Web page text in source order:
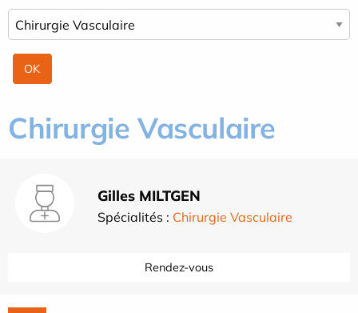
Chirurgie Vasculaire
Gilles MILTGEN
Spécialités : Chirurgie Vasculaire
Rendez-vous